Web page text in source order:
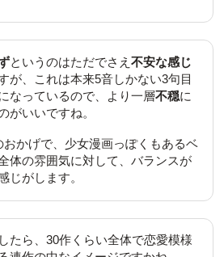
というのはただでさえ不安な感じ
が、これは本来5音しかない3句目
なっているので、より一層不穏に
がいいですね。
おかげで、少女漫画っぽくもあるベ
体の雰囲気に対して、バランスが
じがします。
たら、30作くらい全体で恋愛模様